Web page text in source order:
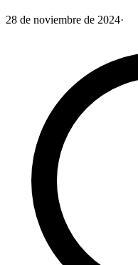
28 de noviembre de 2024·